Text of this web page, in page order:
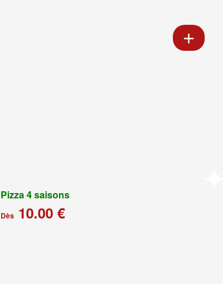
Pizza 4 saisons
Dès10.00 €